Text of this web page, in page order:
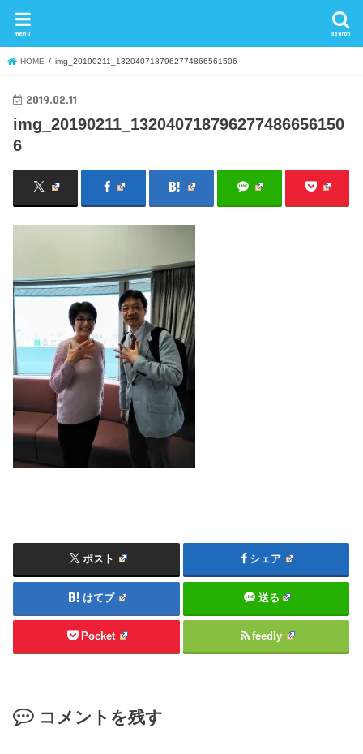
search
menu
HOME img_20190211_1320407187962774866561506
2019.02.11
img_20190211_132040718796277486656150
6
ポスト シェア
はてブ 送る
Pocket feedly
コメントを残す